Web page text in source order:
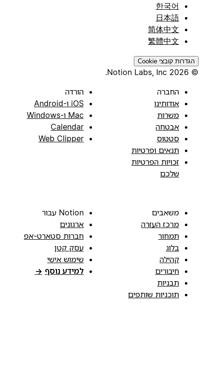
한국어
日本語
简体中文
繁體中文
הגדרות קובצי Cookie
החברה
אודותינו
משרות
אבטחה
סטטוס
תנאים ופרטיות
זכויות הפרטיות
שלכם
הורדה
iOS ו-Android
Mac ו-Windows
Calendar
Web Clipper
משאבים
מרכז העזרה
תמחור
בלוג
קהילה
חיבורים
תבניות
תוכניות שותפים
Notion עבור
ארגונים
חברות סטארט-אפ
עסק קטן
שימוש אישי
למידע נוסף →